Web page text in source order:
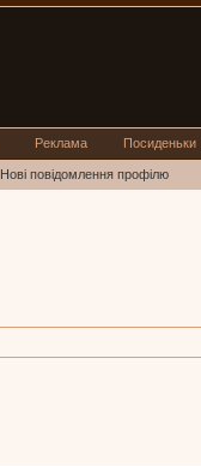
Нові повідомлення профілю
Реклама Посиденьки